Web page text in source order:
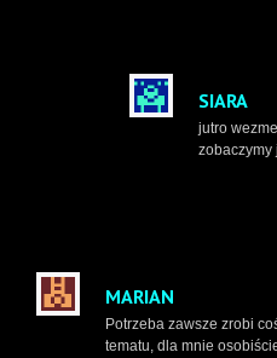
SIARA
jutro
zobaczymy
MARIAN
Potrzeba zawsze zrobi
tematu, dla mnie